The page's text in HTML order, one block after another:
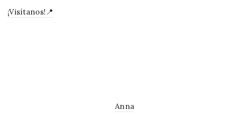
¡Visítanos!📍
Anna